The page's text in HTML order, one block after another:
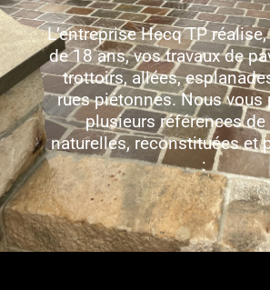
L’entreprise Hecq TP
de 18 ans, vos travaux de
trottoirs, allées,
rues piétonnes. Nous vous
plusieurs références de
naturelles, reconstituées et
: